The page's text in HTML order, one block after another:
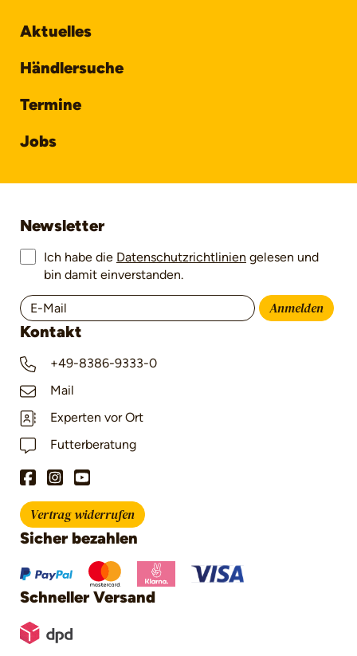
Aktuelles
Händlersuche
Termine
Jobs
Newsletter
Ich habe die Datenschutzrichtlinien gelesen und
bin damit einverstanden.
Anmelden
Kontakt
+49-8386-9333-0
Mail
Experten vor Ort
Futterberatung
Vertrag widerrufen
Sicher bezahlen
Schneller Versand